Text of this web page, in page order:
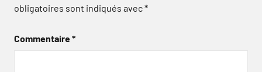
obligatoires sont indiqués avec*
Commentaire*